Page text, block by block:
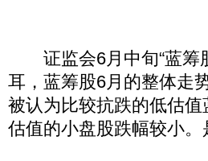
证监会6月中旬“蓝筹
耳，蓝筹股6月的整体走
被认为比较抗跌的低估
估值的小盘股跌幅较小